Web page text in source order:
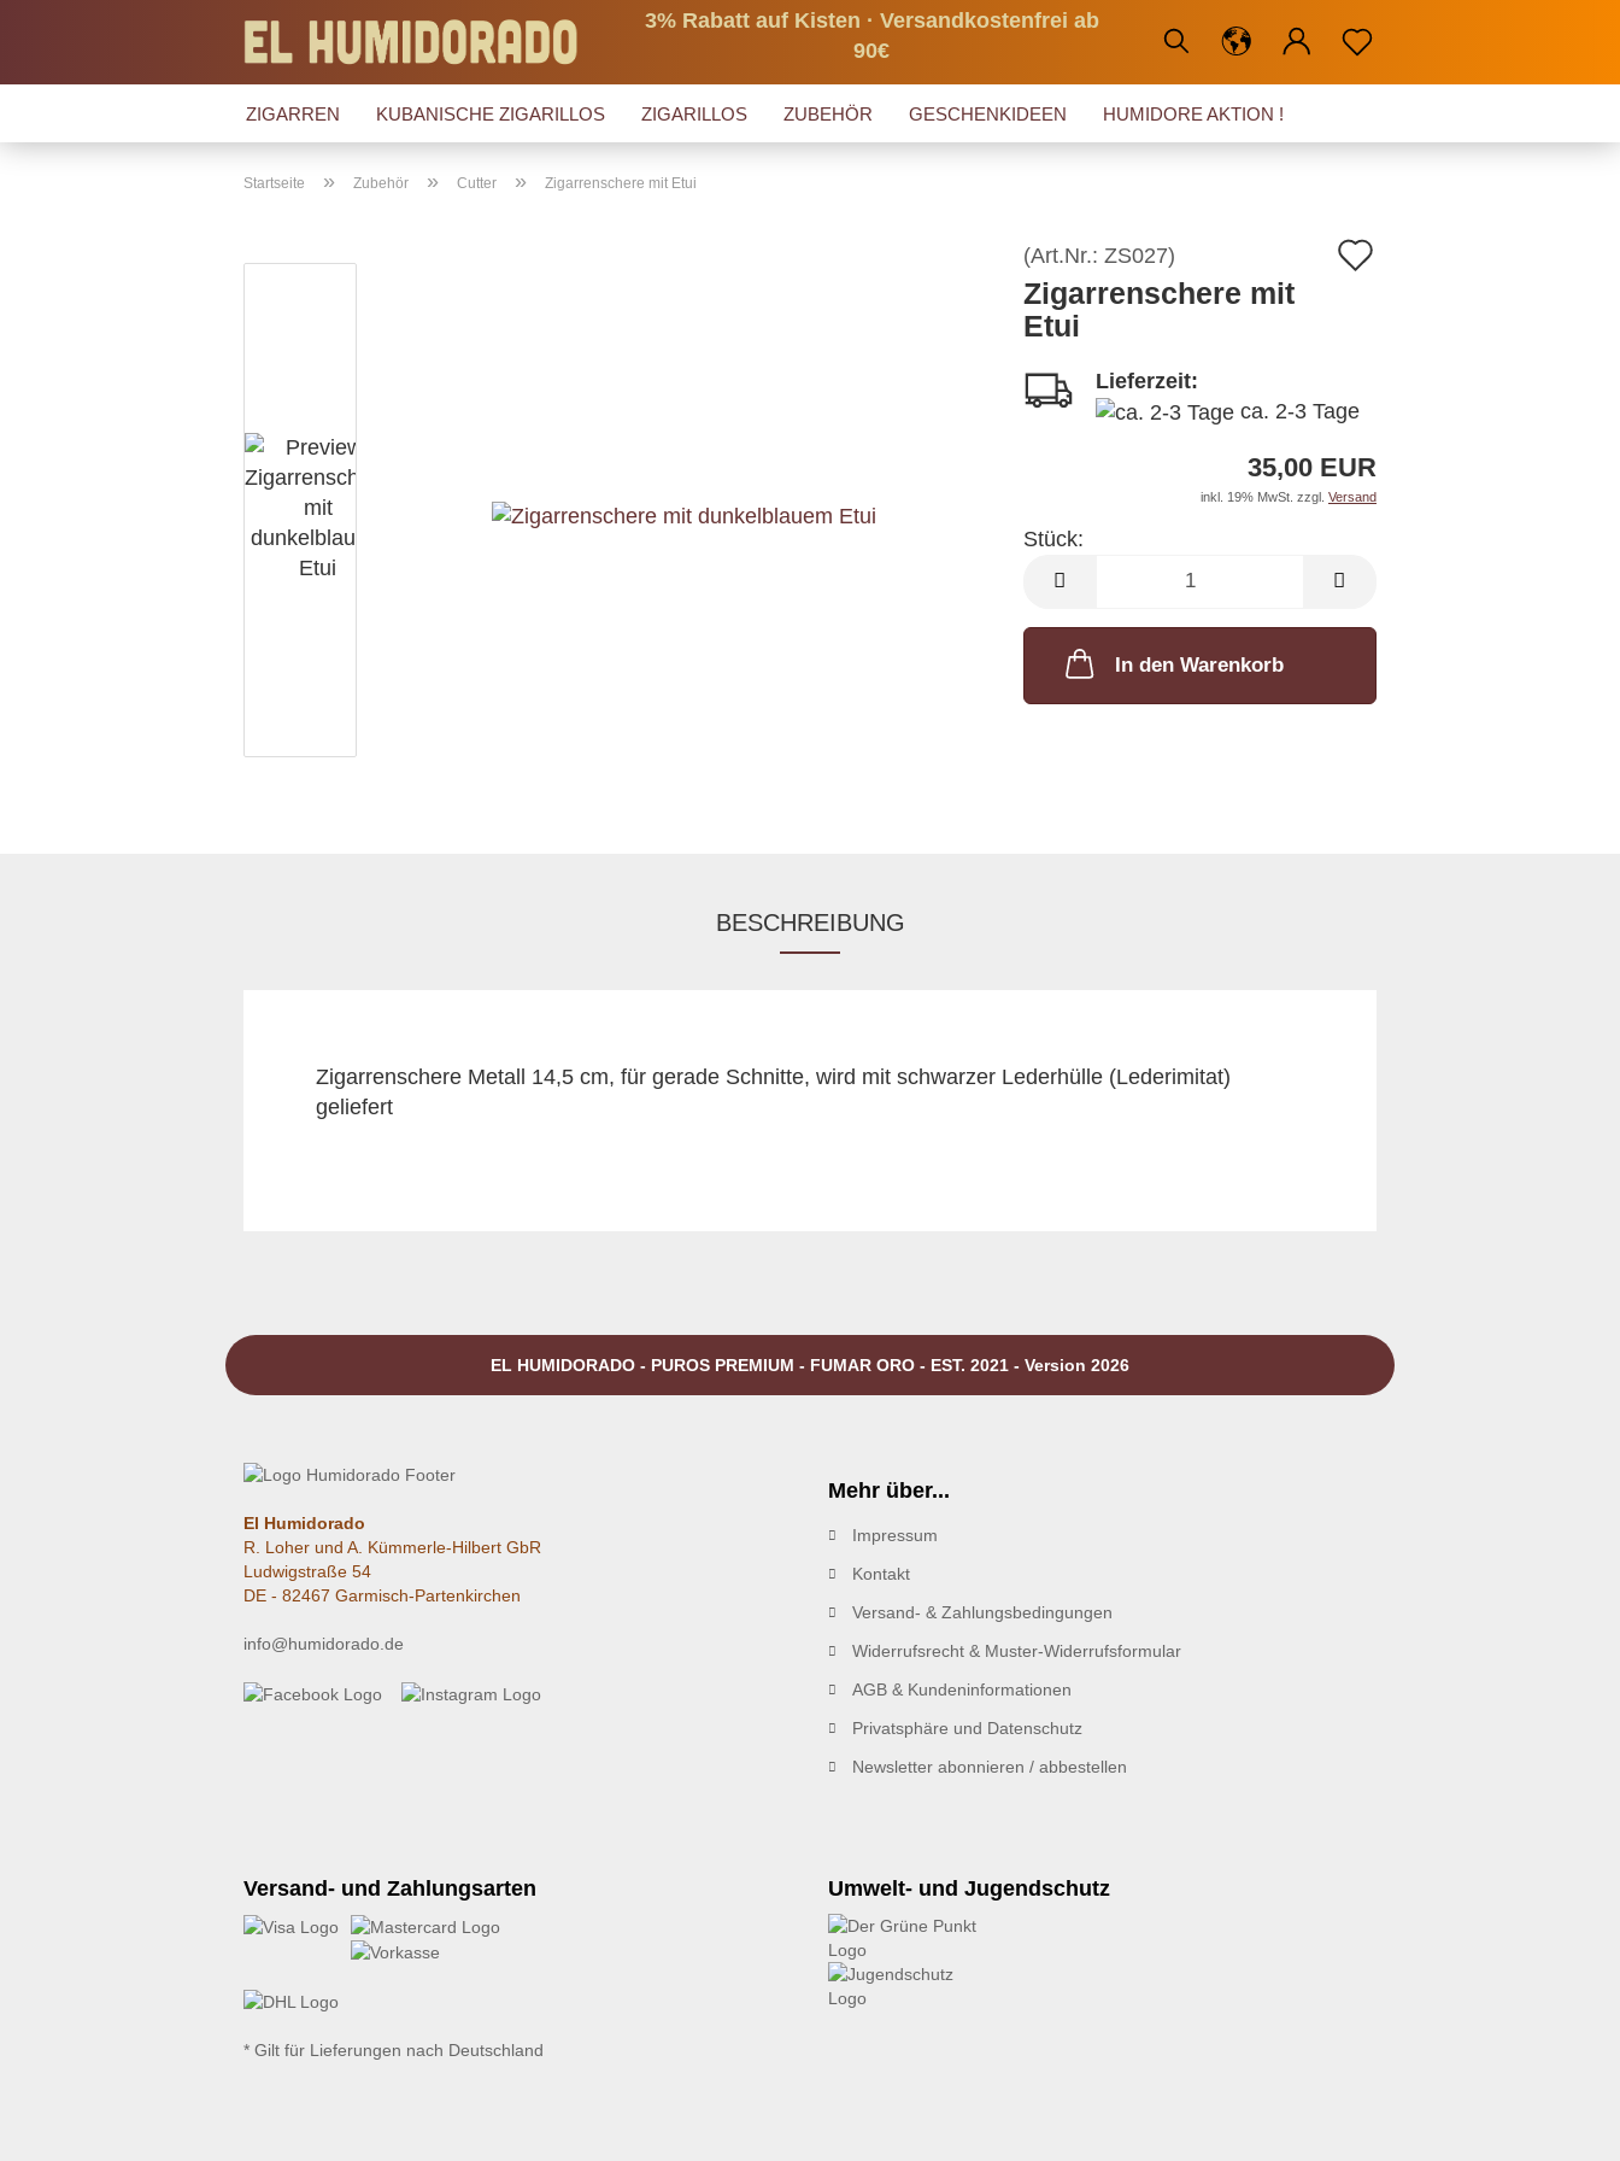
3% Rabatt auf Kisten · Versandkostenfrei ab
90€
ZIGARREN KUBANISCHE ZIGARILLOS ZIGARILLOS ZUBEHÖR GESCHENKIDEEN HUMIDORE AKTION !
Startseite » Zubehör » Cutter » Zigarrenschere mit Etui
(Art.Nr.: ZS027)
Zigarrenschere mit
Etui
Lieferzeit:
ca. 2-3 Tage
35,00 EUR
inkl. 19% MwSt. zzgl. Versand
Stück:
Stück
In den Warenkorb
BESCHREIBUNG
Zigarrenschere Metall 14,5 cm, für gerade Schnitte, wird mit schwarzer Lederhülle (Lederimitat)
geliefert
EL HUMIDORADO - PUROS PREMIUM - FUMAR ORO - EST. 2021 - Version 2026
El Humidorado
R. Loher und A. Kümmerle-Hilbert GbR
Ludwigstraße 54
DE - 82467 Garmisch-Partenkirchen
info@humidorado.de
Mehr über...
Impressum
Kontakt
Versand- & Zahlungsbedingungen
Widerrufsrecht & Muster-Widerrufsformular
AGB & Kundeninformationen
Privatsphäre und Datenschutz
Newsletter abonnieren / abbestellen
Versand- und Zahlungsarten
* Gilt für Lieferungen nach Deutschland
Umwelt- und Jugendschutz